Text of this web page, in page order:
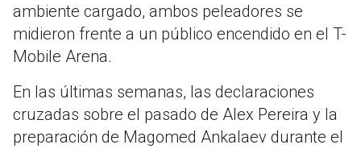
ambiente cargado, ambos peleadores se
midieron frente a un público encendido en el T-
Mobile Arena.
En las últimas semanas, las declaraciones
cruzadas sobre el pasado de Alex Pereira y la
preparación de Magomed Ankalaev durante el